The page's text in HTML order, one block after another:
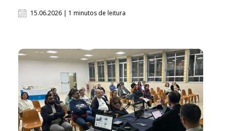
15.06.2026 | 1 minutos de leitura